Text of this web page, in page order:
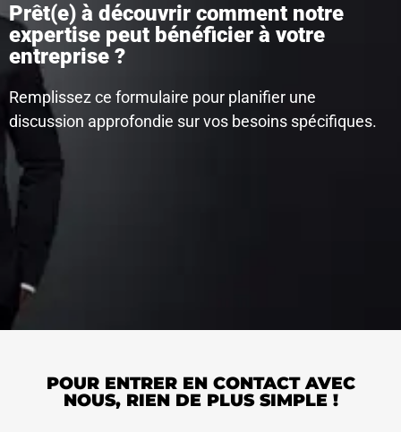
Prêt(e) à découvrir comment notre
expertise peut bénéficier à votre
entreprise ?
Remplissez ce formulaire pour planifier une
discussion approfondie sur vos besoins spécifiques.
POUR ENTRER EN CONTACT AVEC
NOUS, RIEN DE PLUS SIMPLE !